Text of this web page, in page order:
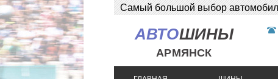
Самый большой выбор
АВТОШИНЫ
АРМЯНСК